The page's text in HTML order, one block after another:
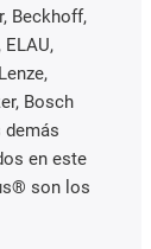
Beckhoff,
Bosch
demás
en este
son los